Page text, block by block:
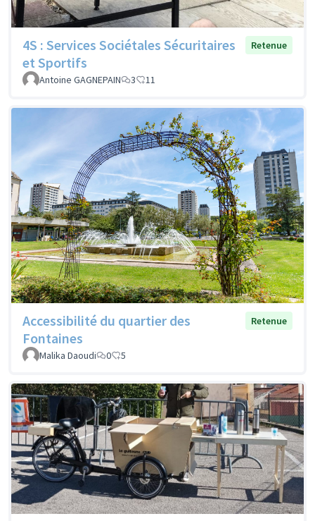
4S : Services Sociétales Sécuritaires
et Sportifs
Retenue
Antoine GAGNEPAIN 3 11
Accessibilité du quartier des
Fontaines
Retenue
Malika Daoudi 0 5